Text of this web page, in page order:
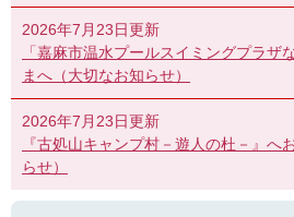
2026年7月23日更新
「嘉麻市温水プールスイミングプラザ
まへ（大切なお知らせ）
2026年7月23日更新
『古処山キャンプ村－遊人の杜－』へ
らせ）